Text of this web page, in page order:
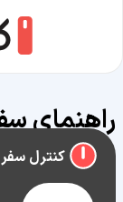
راهنمای
شمالی)کنترل سفر